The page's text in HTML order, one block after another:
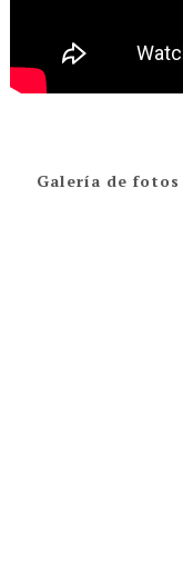
Galería de fotos